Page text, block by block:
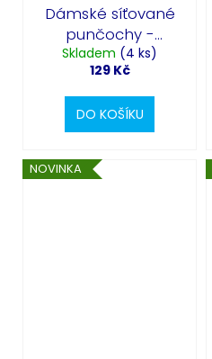
Dámské síťované
punčochy -
Pavučina
Skladem (4 ks)
129 Kč
DO KOŠÍKU
NOVINKA